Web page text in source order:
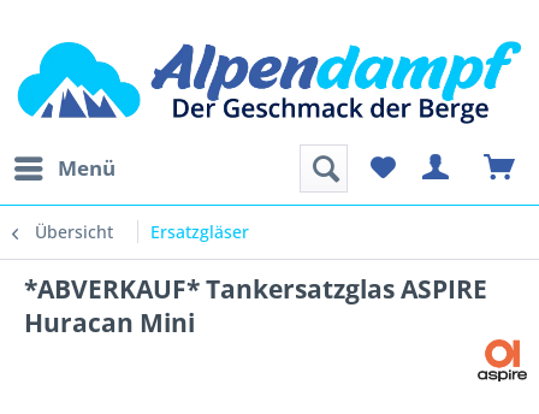
Menü
Übersicht Ersatzgläser
*ABVERKAUF* Tankersatzglas ASPIRE
Huracan Mini